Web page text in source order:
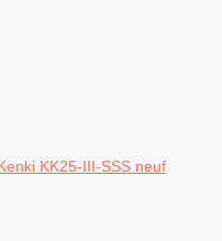
KK25-III-SSS neuf